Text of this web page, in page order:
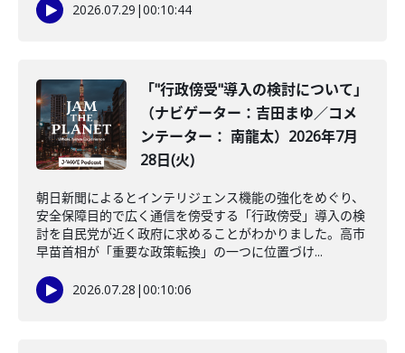
2026.07.29 |00:10:44
「"行政傍受"導入の検討について」
（ナビゲーター：吉田まゆ／コメ
ンテーター： 南龍太）2026年7月
28日(火)
朝日新聞によるとインテリジェンス機能の強化をめぐり、
安全保障目的で広く通信を傍受する「行政傍受」導入の検
討を自民党が近く政府に求めることがわかりました。高市
早苗首相が「重要な政策転換」の一つに位置づけ...
2026.07.28 |00:10:06